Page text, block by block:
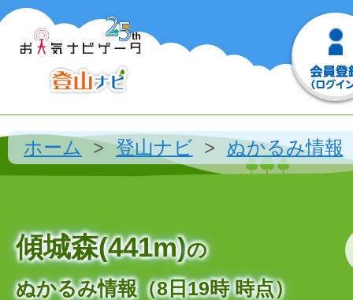
ホーム 登山ナビ ぬかるみ情報
傾城森(441m)の
ぬかるみ情報（8日19時 時点）